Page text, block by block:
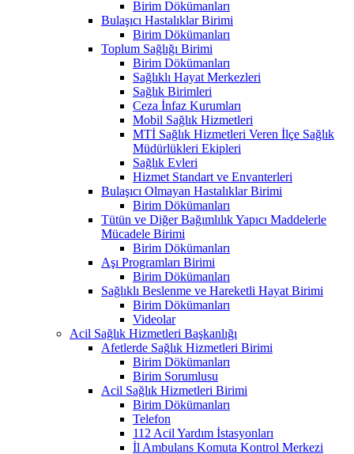
Birim Dökümanları
Bulaşıcı Hastalıklar Birimi
Birim Dökümanları
Toplum Sağlığı Birimi
Birim Dökümanları
Sağlıklı Hayat Merkezleri
Sağlık Birimleri
Ceza İnfaz Kurumları
Mobil Sağlık Hizmetleri
MTİ Sağlık Hizmetleri Veren İlçe Sağlık
Müdürlükleri Ekipleri
Sağlık Evleri
Hizmet Standart ve Envanterleri
Bulaşıcı Olmayan Hastalıklar Birimi
Birim Dökümanları
Tütün ve Diğer Bağımlılık Yapıcı Maddelerle
Mücadele Birimi
Birim Dökümanları
Aşı Programları Birimi
Birim Dökümanları
Sağlıklı Beslenme ve Hareketli Hayat Birimi
Birim Dökümanları
Videolar
Acil Sağlık Hizmetleri Başkanlığı
Afetlerde Sağlık Hizmetleri Birimi
Birim Dökümanları
Birim Sorumlusu
Acil Sağlık Hizmetleri Birimi
Birim Dökümanları
Telefon
112 Acil Yardım İstasyonları
İl Ambulans Komuta Kontrol Merkezi